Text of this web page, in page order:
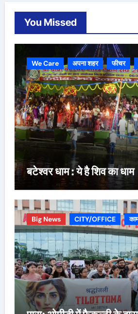
You Missed
We Care अपना शहर फीचर
बटेश्वर धाम : ये है शिव का धाम
Big News CITY/OFFICE